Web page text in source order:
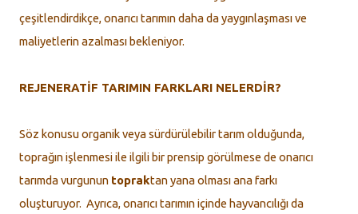
çeşitlendirdikçe, onarıcı tarımın daha da yaygınlaşması ve
maliyetlerin azalması bekleniyor.
REJENERATİF TARIMIN FARKLARI NELERDİR?
Söz konusu organik veya sürdürülebilir tarım olduğunda,
toprağın işlenmesi ile ilgili bir prensip görülmese de onarıcı
tarımda vurgunun topraktan yana olması ana farkı
oluşturuyor. Ayrıca, onarıcı tarımın içinde hayvancılığı da